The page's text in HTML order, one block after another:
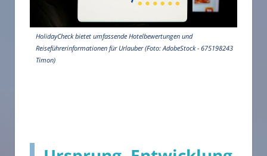
HolidayCheck bietet umfassende Hotelbewertungen und
Reiseführerinformationen für Urlauber (Foto: AdobeStock - 675198243
Timon)